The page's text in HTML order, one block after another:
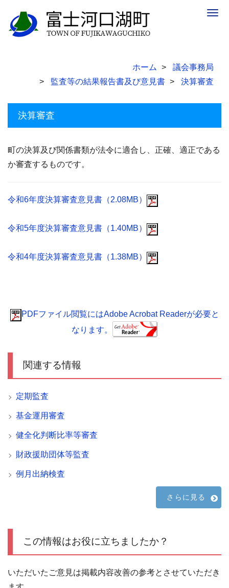
ホーム
議会事務局
監査等の結果報告書及び意見書
決算審査
決算審査
町の決算及び関係書類が法令に適合し、正確、適正である
か審査するものです。
令和6年度決算審査意見書（2.08MB）
令和5年度決算審査意見書（1.40MB）
令和4年度決算審査意見書（1.38MB）
PDFファイル閲覧にはAdobe Acrobat Readerが必要と
なります。
関連する情報
定期監査
基金運用審査
健全化判断比率等審査
財政援助団体等監査
例月出納検査
さらに見る
この情報はお役に立ちましたか？
いただいたご意見は掲載内容改善の参考とさせていただき